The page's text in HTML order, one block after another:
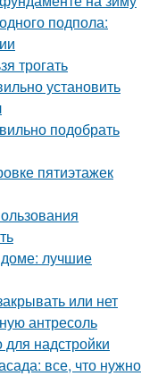
подпола:
трогать
установить
подобрать
пятиэтажек
лучшие
или нет
антресоль
надстройки
все, что нужно